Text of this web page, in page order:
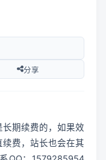
分享
期续费的，如果效
费，站长也会在其